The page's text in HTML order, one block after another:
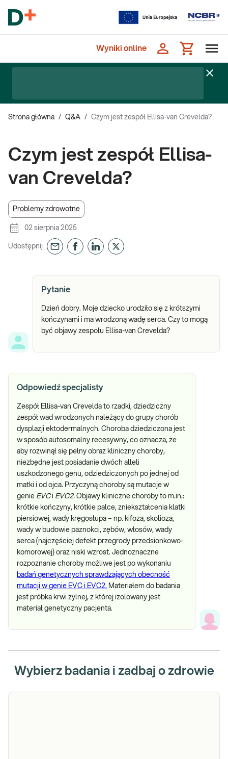
Wyniki online
Strona główna / Q&A / Czym jest zespół Ellisa-van Crevelda?
Czym jest zespół Ellisa-
van Crevelda?
Problemy zdrowotne
02 sierpnia 2025
Udostępnij
Pytanie
Dzień dobry. Moje dziecko urodziło się z krótszymi
kończynami i ma wrodzoną wadę serca. Czy to mogą
być objawy zespołu Ellisa-van Crevelda?
Odpowiedź specjalisty
Zespół Ellisa-van Crevelda to rzadki, dziedziczny
zespół wad wrodzonych należący do grupy chorób
dysplazji ektodermalnych. Choroba dziedziczona jest
w sposób autosomalny recesywny, co oznacza, że
aby rozwinął się pełny obraz kliniczny choroby,
niezbędne jest posiadanie dwóch alleli
uszkodzonego genu, odziedziczonych po jednej od
matki i od ojca. Przyczyną choroby są mutacje w
genie EVCi EVC2. Objawy kliniczne choroby to m.in.:
krótkie kończyny, krótkie palce, zniekształcenia klatki
piersiowej, wady kręgosłupa – np. kifoza, skolioza,
wady w budowie paznokci, zębów, włosów, wady
serca (najczęściej defekt przegrody przedsionkowo-
komorowej) oraz niski wzrost. Jednoznaczne
rozpoznanie choroby możliwe jest po wykonaniu
badań genetycznych sprawdzających obecność
mutacji w genie EVC i EVC2. Materiałem do badania
jest próbka krwi żylnej, z której izolowany jest
materiał genetyczny pacjenta.
Wybierz badania i zadbaj o zdrowie